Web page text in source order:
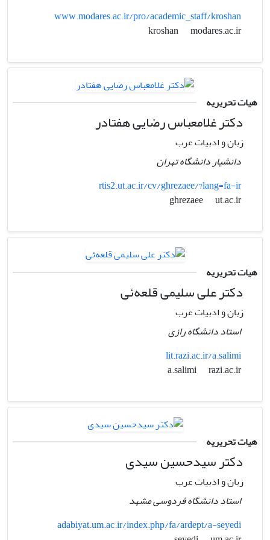
www.modares.ac.ir/pro/academic_staff/kroshan
kroshan
modares.ac.ir
هیات تحریریه
دکتر غلامعباس رضایی هفتادر
زبان و ادبیات عرب
دانشیار دانشگاه تهران
rtis2.ut.ac.ir/cv/ghrezaee/?lang=fa-ir
ghrezaee
ut.ac.ir
هیات تحریریه
دکتر علی سلیمی قلعه‌ئی
زبان و ادبیات عرب
استاد دانشگاه رازی
lit.razi.ac.ir/a.salimi
a.salimi
razi.ac.ir
هیات تحریریه
دکتر سیدحسین سیدی
زبان و ادبیات عرب
استاد دانشگاه فردوسی مشهد
adabiyat.um.ac.ir/index.php/fa/ardept/a-seyedi